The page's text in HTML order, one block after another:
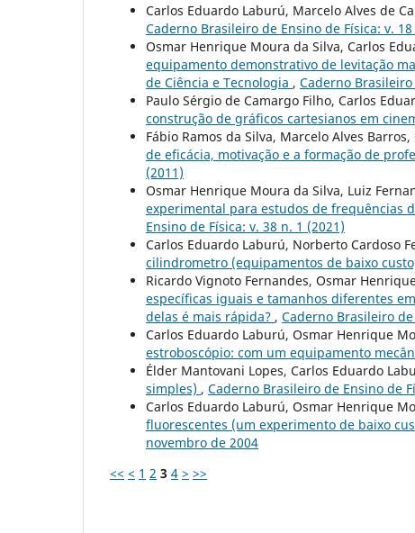
Carlos Eduardo Laburú, Marcelo Alves de
Caderno Brasileiro de Ensino de Física: v.
Osmar Henrique Moura da Silva, Carlos
equipamento demonstrativo de levitação
de Ciência e Tecnologia , Caderno Brasileiro
Paulo Sérgio de Camargo Filho, Carlos
construção de gráficos cartesianos em
Fábio Ramos da Silva, Marcelo Alves
de eficácia, motivação e a formação de
(2011)
Osmar Henrique Moura da Silva, Luiz
experimental para estudos de frequências
Ensino de Física: v. 38 n. 1 (2021)
Carlos Eduardo Laburú, Norberto Cardoso
cilindrometro (equipamentos de baixo
Ricardo Vignoto Fernandes, Osmar
específicas iguais e tamanhos diferentes
delas é mais rápida? , Caderno Brasileiro
Carlos Eduardo Laburú, Osmar Henrique
estroboscópio: com um equipamento
Élder Mantovani Lopes, Carlos Eduardo
simples) , Caderno Brasileiro de Ensino de
Carlos Eduardo Laburú, Osmar Henrique
fluorescentes (um experimento de baixo
novembro de 2004
<< < 1 2 3 4 > >>